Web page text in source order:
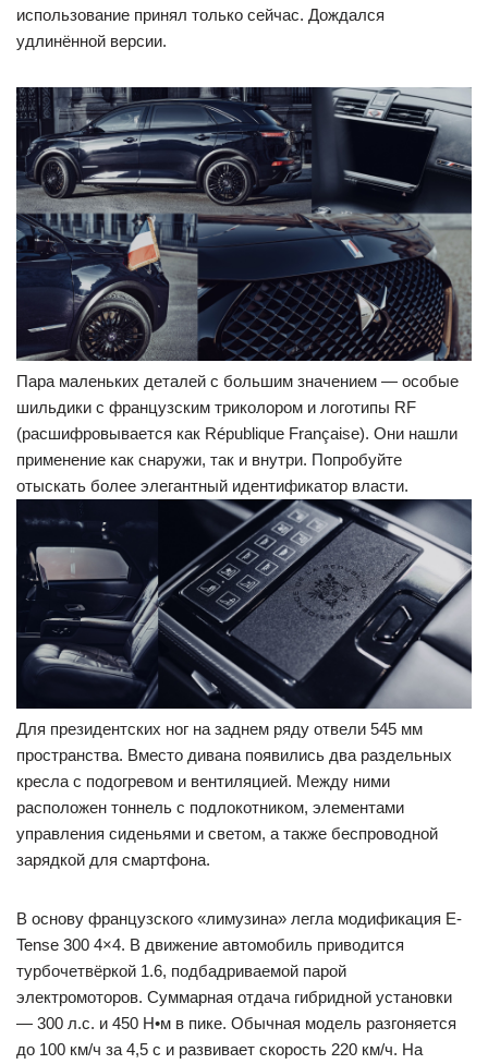
использование принял только сейчас. Дождался
удлинённой версии.
Пара маленьких деталей с большим значением — особые
шильдики с французским триколором и логотипы RF
(расшифровывается как République Française). Они нашли
применение как снаружи, так и внутри. Попробуйте
отыскать более элегантный идентификатор власти.
Для президентских ног на заднем ряду отвели 545 мм
пространства. Вместо дивана появились два раздельных
кресла с подогревом и вентиляцией. Между ними
расположен тоннель с подлокотником, элементами
управления сиденьями и светом, а также беспроводной
зарядкой для смартфона.
В основу французского «лимузина» легла модификация E-
Tense 300 4×4. В движение автомобиль приводится
турбочетвёркой 1.6, подбадриваемой парой
электромоторов. Суммарная отдача гибридной установки
— 300 л.с. и 450 Н•м в пике. Обычная модель разгоняется
до 100 км/ч за 4,5 с и развивает скорость 220 км/ч. На